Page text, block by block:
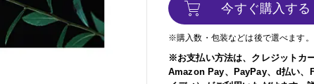
今すぐ購入する
※購入数・包装などは後で選べます。
※お支払い方法は、クレジットカ
Amazon Pay、PayPay、d払い、